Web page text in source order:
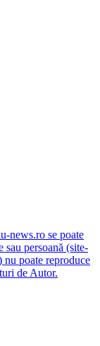
news.ro se poate
persoană (site-
poate reproduce
de Autor.